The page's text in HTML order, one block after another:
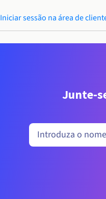
Iniciar sessão na área de
Junte-